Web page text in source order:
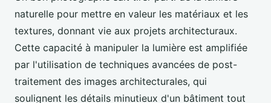
naturelle pour mettre en valeur les matériaux et les
textures, donnant vie aux projets architecturaux.
Cette capacité à manipuler la lumière est amplifiée
par l'utilisation de techniques avancées de post-
traitement des images architecturales, qui
soulignent les détails minutieux d'un bâtiment tout